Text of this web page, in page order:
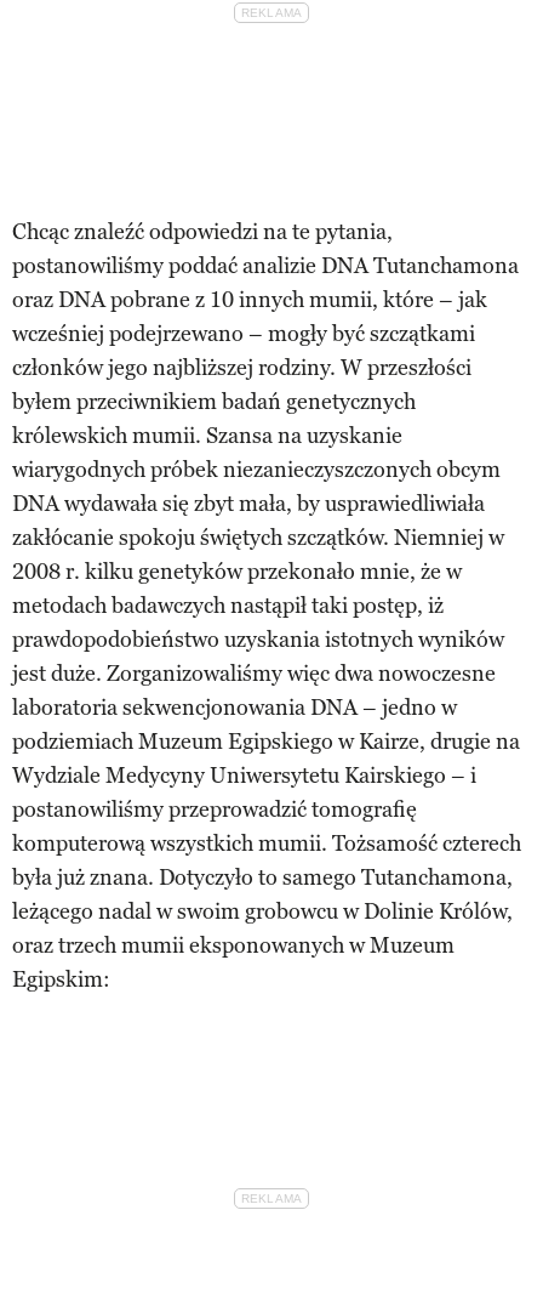
Chcąc znaleźć odpowiedzi na te pytania,
postanowiliśmy poddać analizie DNA Tutanchamona
oraz DNA pobrane z 10 innych mumii, które – jak
wcześniej podejrzewano – mogły być szczątkami
członków jego najbliższej rodziny. W przeszłości
byłem przeciwnikiem badań genetycznych
królewskich mumii. Szansa na uzyskanie
wiarygodnych próbek niezanieczyszczonych obcym
DNA wydawała się zbyt mała, by usprawiedliwiała
zakłócanie spokoju świętych szczątków. Niemniej w
2008 r. kilku genetyków przekonało mnie, że w
metodach badawczych nastąpił taki postęp, iż
prawdopodobieństwo uzyskania istotnych wyników
jest duże. Zorganizowaliśmy więc dwa nowoczesne
laboratoria sekwencjonowania DNA – jedno w
podziemiach Muzeum Egipskiego w Kairze, drugie na
Wydziale Medycyny Uniwersytetu Kairskiego – i
postanowiliśmy przeprowadzić tomografię
komputerową wszystkich mumii. Tożsamość czterech
była już znana. Dotyczyło to samego Tutanchamona,
leżącego nadal w swoim grobowcu w Dolinie Królów,
oraz trzech mumii eksponowanych w Muzeum
Egipskim: